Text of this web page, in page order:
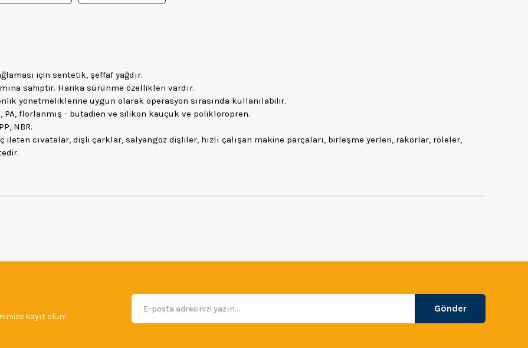
için sentetik, şeffaf yağdır.
sahiptir. Harika sürünme özellikleri vardır.
yönetmeliklerine uygun olarak operasyon sırasında kullanılabilir.
PA, florlanmış - bütadien ve silikon kauçuk ve polikloropren.
NBR.
ileten cıvatalar, dişli çarklar, salyangoz dişliler, hızlı çalışan makine parçaları, birleşme yerleri, rakorlar, röleler,
kayıt olun!
Gönder